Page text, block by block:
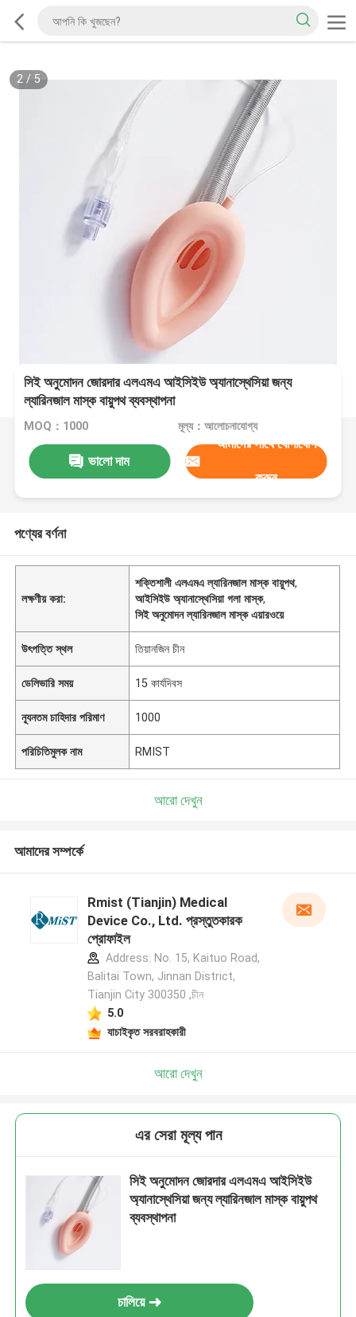
2/ 5
সিই অনুমোদন জোরদার এলএমএ আইসিইউ অ্যানাস্থেসিয়া জন্য
ল্যারিনজাল মাস্ক বায়ুপথ ব্যবস্থাপনা
MOQ：1000 মূল্য：আলোচনাযোগ্য
ভালো দাম
আমাদের সাথে যোগাযোগ
করুন
পণ্যের বর্ণনা
লক্ষণীয় করা:
শক্তিশালী এলএমএ ল্যারিনজাল মাস্ক বায়ুপথ,
আইসিইউ অ্যানাস্থেসিয়া গলা মাস্ক,
সিই অনুমোদন ল্যারিনজাল মাস্ক এয়ারওয়ে
উৎপত্তি স্থল তিয়ানজিন চীন
ডেলিভারি সময় 15 কার্যদিবস
ন্যূনতম চাহিদার পরিমাণ 1000
পরিচিতিমুলক নাম RMIST
আরো দেখুন
আমাদের সম্পর্কে
Rmist (Tianjin) Medical
Device Co., Ltd. প্রস্তুতকারক
প্রোফাইল
Address: No. 15, Kaituo Road,
Balitai Town, Jinnan District,
Tianjin City 300350 ,চীন
5.0
যাচাইকৃত সরবরাহকারী
আরো দেখুন
এর সেরা মূল্য পান
সিই অনুমোদন জোরদার এলএমএ আইসিইউ
অ্যানাস্থেসিয়া জন্য ল্যারিনজাল মাস্ক বায়ুপথ
ব্যবস্থাপনা
চালিয়ে